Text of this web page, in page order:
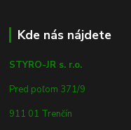
Kde nás nájdete
STYRO-JR s. r.o.
Pred poľom 371/9
911 01 Trenčín